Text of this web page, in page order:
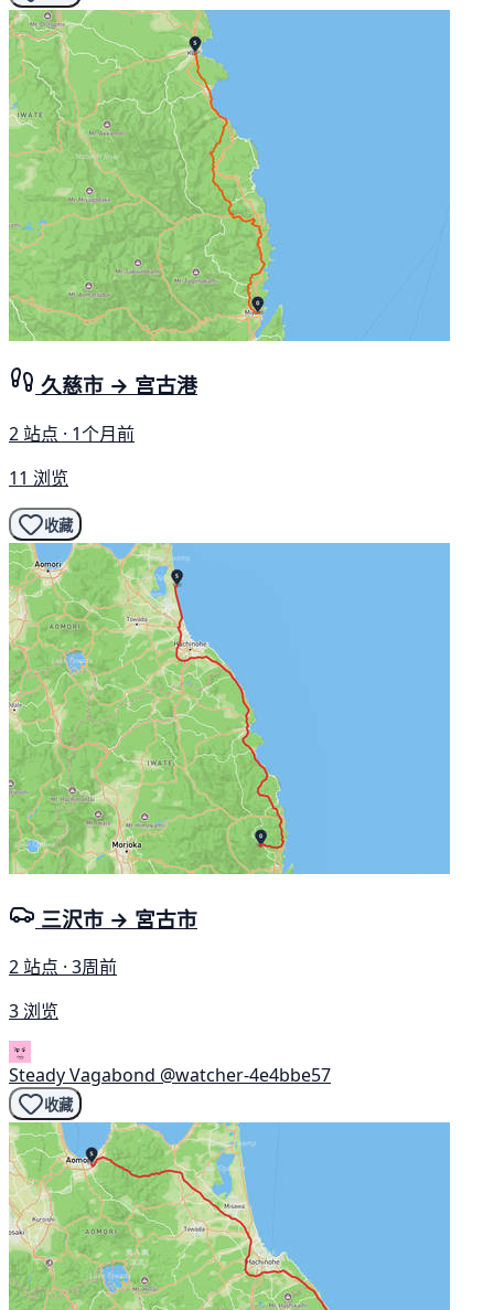
久慈市 → 宫古港
2 站点 · 1个月前
11 浏览
收藏
三沢市 → 宮古市
2 站点 · 3周前
3 浏览
Steady Vagabond @watcher-4e4bbe57
收藏